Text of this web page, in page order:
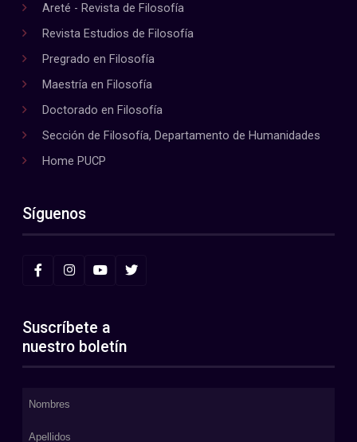
Areté - Revista de Filosofía
Revista Estudios de Filosofía
Pregrado en Filosofía
Maestría en Filosofía
Doctorado en Filosofía
Sección de Filosofía, Departamento de Humanidades
Home PUCP
Síguenos
Suscríbete a
nuestro boletín